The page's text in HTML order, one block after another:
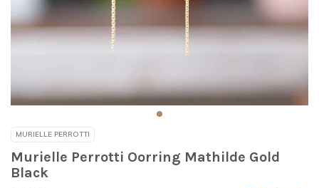
MURIELLE PERROTTI
Murielle Perrotti Oorring Mathilde Gold
Black